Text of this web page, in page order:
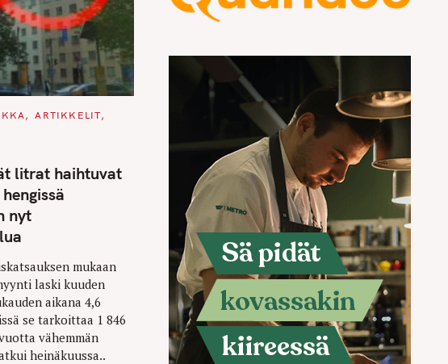
ARTIKKELIT
litrat haihtuvat
nyt
mukaan
laski kuuden
aikana 4,6
se tarkoittaa 1 846
vähemmän
heinäkuussa..